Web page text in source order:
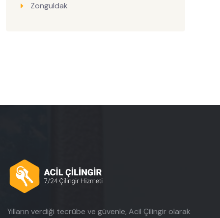
Zonguldak
Yılların verdiği tecrübe ve güvenle, Acil Çilingir olarak